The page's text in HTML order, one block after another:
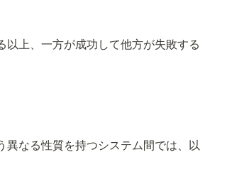
上、一方が成功して他方が失敗する
なる性質を持つシステム間では、以